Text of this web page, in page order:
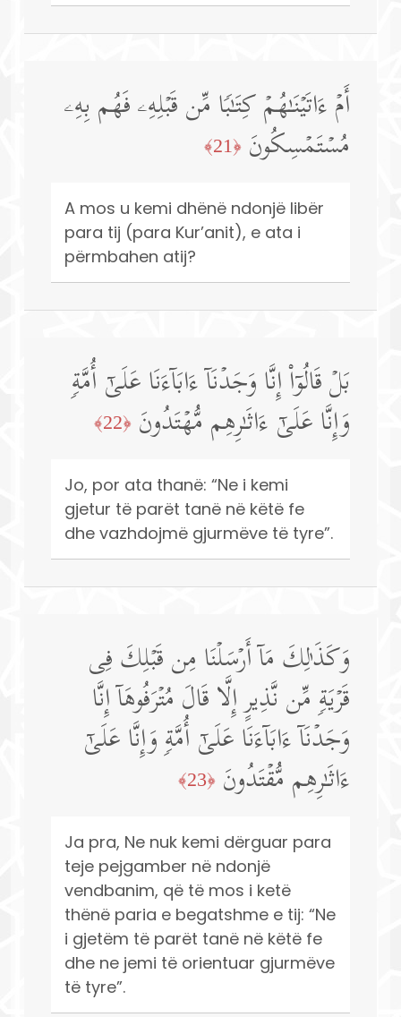
أَمۡ ءَاتَیۡنَـٰهُمۡ كِتَـٰبࣰا مِّن قَبۡلِهِۦ فَهُم بِهِۦ
مُسۡتَمۡسِكُونَ ﴿21﴾
A mos u kemi dhënë ndonjë libër
para tij (para Kur’anit), e ata i
përmbahen atij?
بَلۡ قَالُوۤا۟ إِنَّا وَجَدۡنَاۤ ءَابَاۤءَنَا عَلَىٰۤ أُمَّةࣲ
وَإِنَّا عَلَىٰۤ ءَاثَـٰرِهِم مُّهۡتَدُونَ ﴿22﴾
Jo, por ata thanë: “Ne i kemi
gjetur të parët tanë në këtë fe
dhe vazhdojmë gjurmëve të tyre”.
وَكَذَ ٰ⁠لِكَ مَاۤ أَرۡسَلۡنَا مِن قَبۡلِكَ فِی
قَرۡیَةࣲ مِّن نَّذِیرٍ إِلَّا قَالَ مُتۡرَفُوهَاۤ إِنَّا
وَجَدۡنَاۤ ءَابَاۤءَنَا عَلَىٰۤ أُمَّةࣲ وَإِنَّا عَلَىٰۤ
ءَاثَـٰرِهِم مُّقۡتَدُونَ ﴿23﴾
Ja pra, Ne nuk kemi dërguar para
teje pejgamber në ndonjë
vendbanim, që të mos i ketë
thënë paria e begatshme e tij: “Ne
i gjetëm të parët tanë në këtë fe
dhe ne jemi të orientuar gjurmëve
të tyre”.